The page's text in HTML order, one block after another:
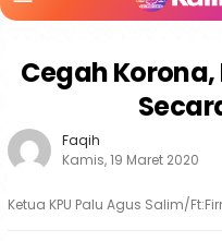
Mobile
Cegah Korona,
Faqih
Kamis, 19 Maret 2020
Ketua KPU Palu Agus Salim/